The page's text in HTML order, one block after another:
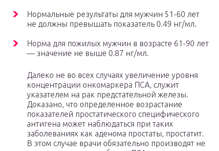
Нормальные результаты для мужчин 51-60 лет
не должны превышать показатель 0.49 нг/мл.
Норма для пожилых мужчин в возрасте 61-90 лет
— значение не выше 0.87 нг/мл.
Далеко не во всех случаях увеличение уровня
концентрации онкомаркера ПСА, служит
указателем на рак предстательной железы.
Доказано, что определенное возрастание
показателей простатического специфического
антигена может наблюдаться при таких
заболеваниях как аденома простаты, простатит.
В этом случае врачи обязательно производят не